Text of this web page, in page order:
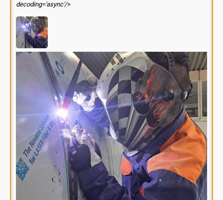
decoding='async'/>